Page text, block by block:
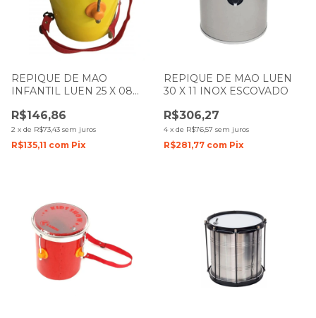
REPIQUE DE MAO
INFANTIL LUEN 25 X 08
PELE TRANSPARENTE
R$146,86
2 x de R$73,43 sem juros
R$135,11 com Pix
REPIQUE DE MAO LUEN
30 X 11 INOX ESCOVADO
R$306,27
4 x de R$76,57 sem juros
R$281,77 com Pix